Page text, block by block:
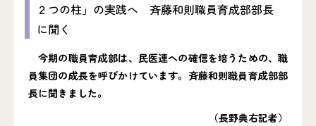
２つの柱」の実践へ 斉藤和則職員育成部部長
に聞く
今期の職員育成部は、民医連への確信を培うための、職
員集団の成長を呼びかけています。斉藤和則職員育成部部
長に聞きました。
（長野典右記者）